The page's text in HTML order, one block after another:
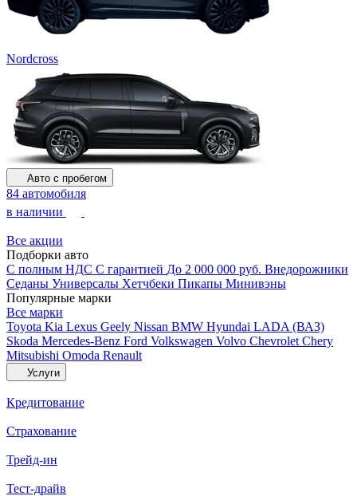
Nordcross
Авто с пробегом
84 автомобиля
в наличии
Все акции
Подборки авто
С полным НДС С гарантией До 2 000 000 руб. Внедорожники
Седаны Универсалы Хетчбеки Пикапы Минивэны
Популярные марки
Все марки
Toyota Kia Lexus Geely Nissan BMW Hyundai LADA (ВАЗ)
Skoda Mercedes-Benz Ford Volkswagen Volvo Chevrolet Chery
Mitsubishi Omoda Renault
Услуги
Кредитование
Страхование
Трейд-ин
Тест-драйв